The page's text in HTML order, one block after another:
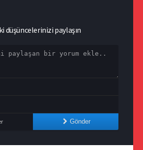
düşüncelerinizi paylaşın
Gönder